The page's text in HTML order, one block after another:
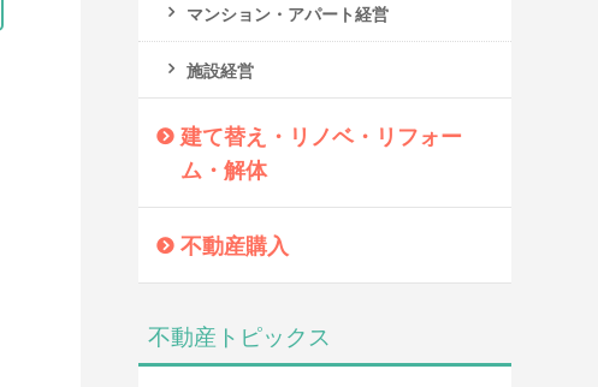
マンション・アパート経営
施設経営
建て替え・リノベ・リフォー
ム・解体
不動産購入
不動産トピックス